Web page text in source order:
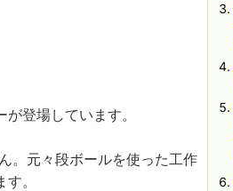
登場しています。
。元々段ボールを使った工作
。